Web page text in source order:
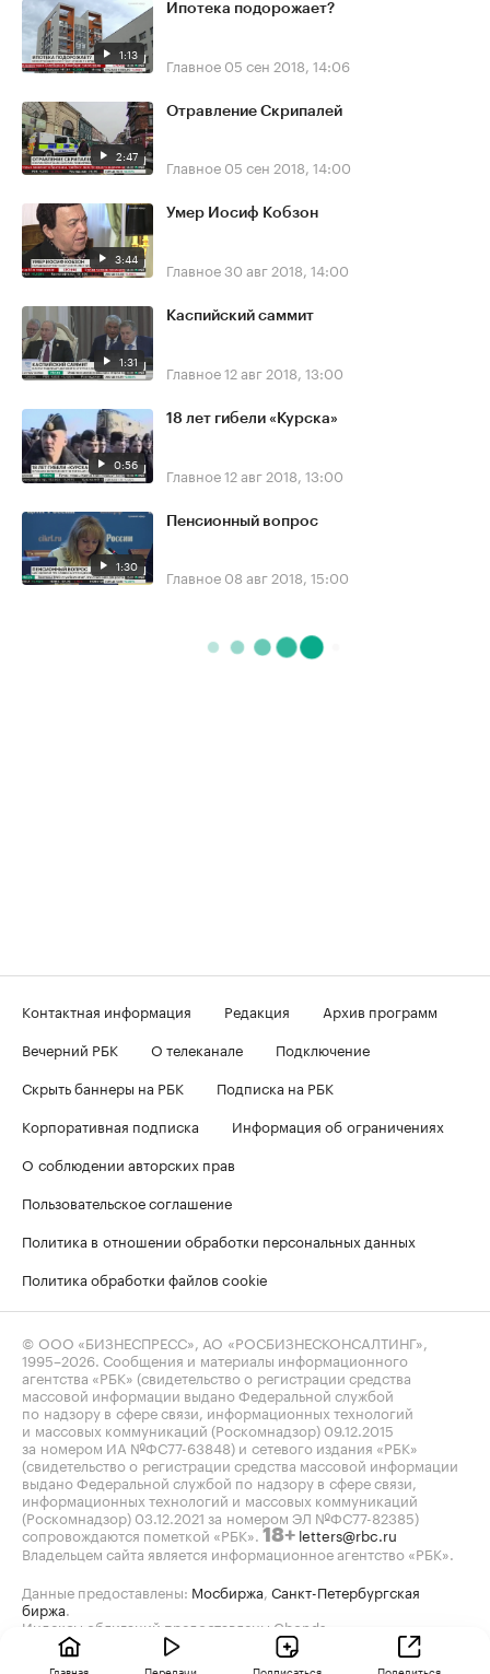
1:13
Ипотека подорожает?
Главное 05 сен 2018, 14:06
2:47
Отравление Скрипалей
Главное 05 сен 2018, 14:00
3:44
Умер Иосиф Кобзон
Главное30 авг 2018, 14:00
1:31
Каспийский саммит
Главное12 авг 2018, 13:00
0:56
18 лет гибели «Курска»
Главное12 авг 2018, 13:00
1:30
Пенсионный вопрос
Главное 08 авг 2018, 15:00
Контактная информация Редакция
Архив программ
Вечерний РБК
О телеканале
Подключение
Скрыть баннеры на РБК
Подписка на РБК
Корпоративная подписка
Информация об ограничениях
О соблюдении авторских прав
Пользовательское соглашение
Политика в отношении обработки персональных данных
Политика обработки файлов cookie
© ООО «БИЗНЕСПРЕСС», АО «РОСБИЗНЕСКОНСАЛТИНГ»,
1995–2026. Сообщения и материалы информационного
агентства «РБК» (свидетельство о регистрации средства
массовой информации выдано Федеральной службой
по надзору в сфере связи, информационных технологий
и массовых коммуникаций (Роскомнадзор) 09.12.2015
за номером ИА №ФС77-63848) и сетевого издания «РБК»
(свидетельство о регистрации средства массовой информации
выдано Федеральной службой по надзору в сфере связи,
информационных технологий и массовых коммуникаций
(Роскомнадзор) 03.12.2021 за номером ЭЛ №ФС77-82385)
сопровождаются пометкой «РБК». 18+ letters@rbc.ru
Владельцем сайта является информационное агентство «РБК».
Данные предоставлены: Мосбиржа, Санкт-Петербургская
биржа.
Индексы облигаций предоставлены Cbonds.